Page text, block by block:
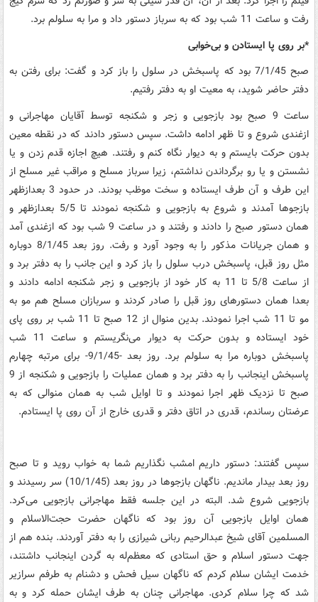
رفت و ساعت 11 شب بود که به سرباز دستور داد و مرا به سلولم برد.
*‌بر روی پا ایستادن و بی‌خوابی
صبح 7/1/45 بود که پاسبخش در سلول را باز کرد و گفت: برای رفتن به
دفتر حاضر شوید، به معیت او به دفتر رفتیم.
ساعت 9 صبح بود بازجویی و زجر و شکنجه توسط آقایان مهاجرانی و
ازغندی شروع و تا ظهر ادامه داشت. سپس دستور دادند که در نقطه معین
بدون حرکت بایستم و به دیوار نگاه کنم و رفتند. هیچ اجازه قدم زدن و یا
نشستن و یا رو برگرداندن نداشتم، زیرا سرباز مسلح و مراقب غیر مسلح از
این طرف و آن طرف ایستاده و سخت موظب بودند. در حدود 3 بعدازظهر
بازجوها آمدند و شروع به بازجویی و شکنجه نمودند تا 5/5 بعدازظهر و
همان دستور صبح را دادند و رفتند و در ساعت 9 شب بود که ازغندی آمد
و همان جریانات مذکور را به وجود آورد و رفت. روز بعد 8/1/45 دوباره
مثل روز قبل، پاسبخش درب سلول را باز کرد و این جانب را به دفتر برد و
از ساعت 5/8 تا 11 به کار خود از بازجویی و زجر شکنجه ادامه دادند و
بعدا همان دستورهای روز قبل را صادر کردند و سربازان مسلح هم مو به
مو تا 11 شب اجرا نمودند. بدین منوال از 12 صبح تا 11 شب بر روی پای
خود ایستاده و بدون حرکت به دیوار می‌نگریستم و ساعت 11 شب
پاسبخش دوباره مرا به سلولم برد. روز بعد -9/1/45- برای مرتبه چهارم
پاسبخش اینجانب را به دفتر برد و همان عملیات را بازجویی و شکنجه از 9
صبح تا نزدیک ظهر اجرا نمودند و تا اوایل شب به همان منوالی که به
عرضتان رساندم، قدری در اتاق دفتر و قدری خارج از آن روی پا ایستادم.
سپس گفتند: دستور داریم امشب نگذاریم شما به خواب روید و تا صبح
روز بعد بیدار ماندیم. ناگهان بازجوها در روز بعد (10/1/45) سر رسیدند و
بازجویی شروع شد. البته در این جلسه فقط مهاجرانی بازجویی می‌کرد.
همان اوایل بازجویی آن روز بود که ناگهان حضرت حجت‌الاسلام و
المسلمین آقای شیخ عبدالرحیم ربانی شیرازی را به دفتر آوردند. بنده هم از
جهت دستور اسلام و حق استادی که معظم‌له به گردن اینجانب داشتند،
خدمت ایشان سلام کردم که ناگهان سیل فحش و دشنام به طرفم سرازیر
شد که چرا سلام کردی. مهاجرانی چنان به طرف ایشان حمله کرد و به